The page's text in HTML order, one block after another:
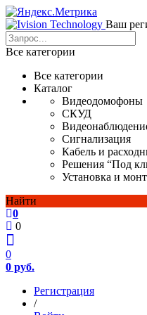
Ваш
Все категории
Все категории
Каталог
Видеодомофоны
СКУД
Сигнализация
Кабель и
Решения “Под
Установка и
Найти
0
0
0
0 руб.
Регистрация
/